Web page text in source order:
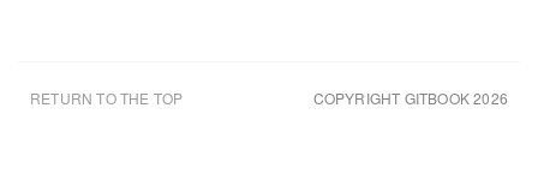
COPYRIGHT GITBOOK 2026
RETURN TO THE TOP